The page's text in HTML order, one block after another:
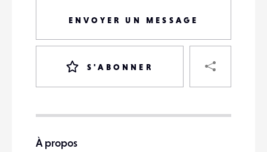
ENVOYER UN MESSAGE
S'ABONNER
À propos